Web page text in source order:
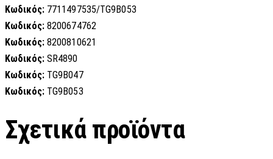
Κωδικός: 7711497535/TG9B053
Κωδικός: 8200674762
Κωδικός: 8200810621
Κωδικός: SR4890
Κωδικός: TG9B047
Κωδικός: TG9B053
Σχετικά προϊόντα